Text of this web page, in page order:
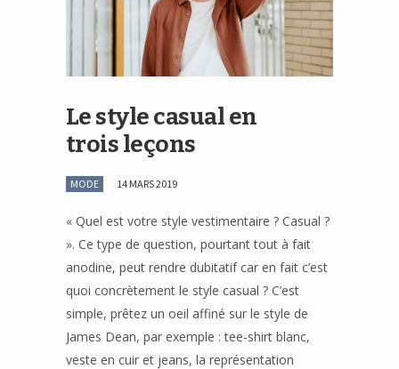
Le style casual en
trois leçons
MODE 14 MARS 2019
« Quel est votre style vestimentaire ? Casual ?
». Ce type de question, pourtant tout à fait
anodine, peut rendre dubitatif car en fait c’est
quoi concrètement le style casual ? C’est
simple, prêtez un oeil affiné sur le style de
James Dean, par exemple : tee-shirt blanc,
veste en cuir et jeans, la représentation